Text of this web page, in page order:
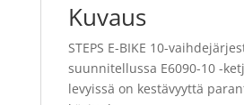
Kuvaus
STEPS E-BIKE 10-
suunnitellussa E6090-10 -
levyissä on kestävyyttä